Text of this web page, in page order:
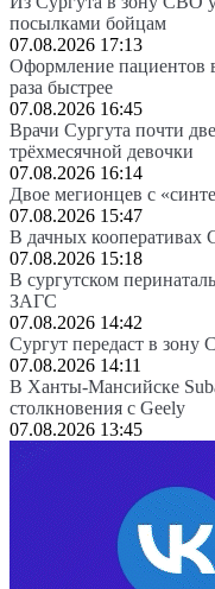
посылками бойцам
07.08.2026 17:13
Оформление пациентов
раза быстрее
07.08.2026 16:45
Врачи Сургута почти
трёхмесячной девочки
07.08.2026 16:14
Двое мегионцев с
07.08.2026 15:47
В дачных кооперативах
07.08.2026 15:18
В сургутском
ЗАГС
07.08.2026 14:42
Сургут передаст в
07.08.2026 14:11
В Ханты-Мансийске
столкновения с Geely
07.08.2026 13:45